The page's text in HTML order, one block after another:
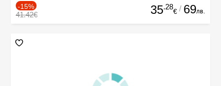
-15%
41.42€ 35.28
€ / 69лв.